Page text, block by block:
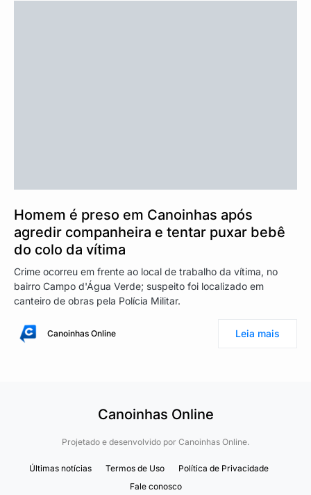
Homem é preso em Canoinhas após
agredir companheira e tentar puxar bebê
do colo da vítima
Crime ocorreu em frente ao local de trabalho da vítima, no
bairro Campo d'Água Verde; suspeito foi localizado em
canteiro de obras pela Polícia Militar.
Canoinhas Online Leia mais
Canoinhas Online
Projetado e desenvolvido por Canoinhas Online.
Últimas notícias Termos de Uso
Política de Privacidade
Fale conosco